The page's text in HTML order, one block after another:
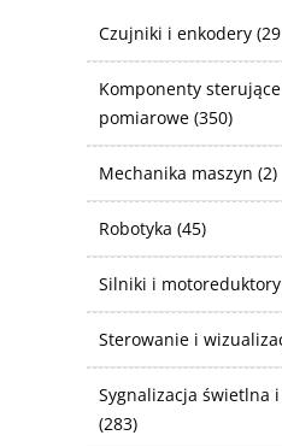
Czujniki i enkodery
Komponenty
pomiarowe (350)
Mechanika maszyn (2)
Robotyka (45)
Silniki i motoreduktory
Sterowanie i
Sygnalizacja świetlna
(283)